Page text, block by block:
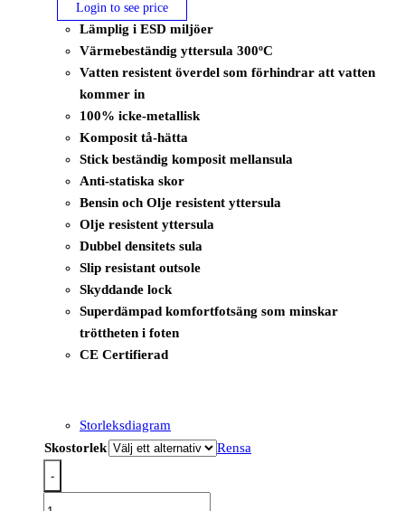
Login to see price
Lämplig i ESD miljöer
Värmebeständig yttersula 300ºC
Vatten resistent överdel som förhindrar att vatten
kommer in
100% icke-metallisk
Komposit tå-hätta
Stick beständig komposit mellansula
Anti-statiska skor
Bensin och Olje resistent yttersula
Olje resistent yttersula
Dubbel densitets sula
Slip resistant outsole
Skyddande lock
Superdämpad komfortfotsäng som minskar
tröttheten i foten
CE Certifierad
Storleksdiagram
Skostorlek
Rensa
-